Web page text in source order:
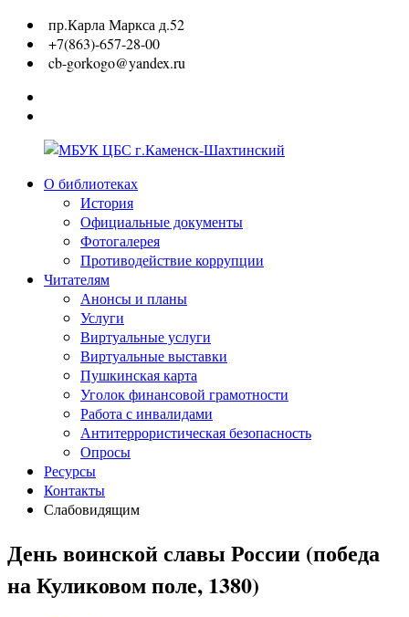
Перейти
содержимому
пр.Карла Маркса д.52
+7(863)-657-28-00
cb-gorkogo@yandex.ru
г.Каменск-
Шахтинский
О библиотеках
История
Официальные документы
Фотогалерея
Противодействие коррупции
Читателям
Анонсы и планы
Услуги
Виртуальные услуги
Виртуальные выставки
Пушкинская карта
Уголок финансовой грамотности
Работа с инвалидами
Антитеррористическая безопасность
Опросы
Ресурсы
Контакты
Слабовидящим
День воинской славы России (победа
на Куликовом поле, 1380)